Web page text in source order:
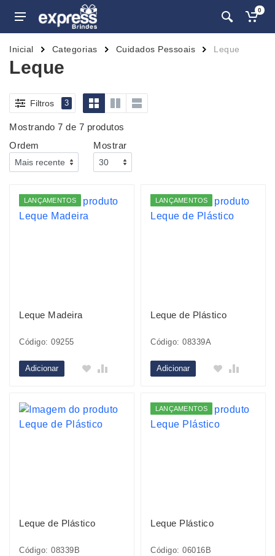
0
Inicial Categorias Cuidados Pessoais Leque
Leque
Filtros 3
Mostrando 7 de 7 produtos
Ordem
Mostrar
LANÇAMENTOS
Leque Madeira
Código: 09255
Adicionar
LANÇAMENTOS
Leque de Plástico
Código: 08339A
Adicionar
Leque de Plástico
Código: 08339B
LANÇAMENTOS
Leque Plástico
Código: 06016B